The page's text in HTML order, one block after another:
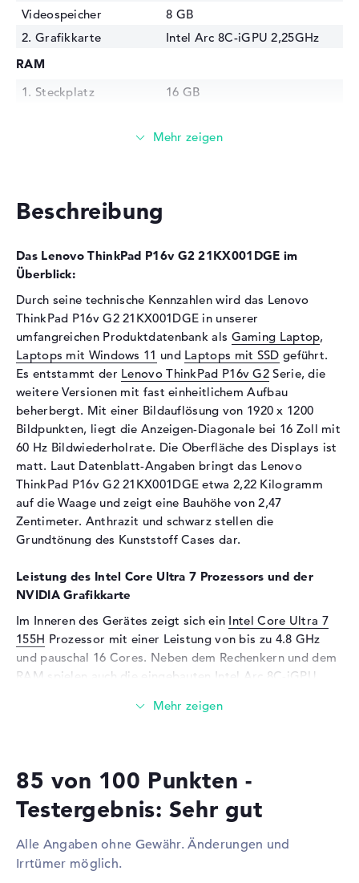
Videospeicher
8 GB
2. Grafikkarte
Intel Arc 8C-iGPU 2,25GHz
RAM
1. Steckplatz
16 GB
32 GB
Festplatte
Optische Speicher
Laufwerks-Typ
ohne Laufwerk
Display
Display-Typ
16" TFT
Max. Auflösung
1920 x 1200
Auflösungstyp
WUXGA
Bildwiederholrate
60 Hz
Besonderheiten
Display, matt, LED-
Hintergrundbeleuchtung, IPS
Panel, sRGB
Kartenleser
Unterstützte Flash-
Speicherkarten
SD Express
Audio
Soundkarte
Webcam
Sensorauflösung
5 MP
Multi-Touch-Trackpad,
Netzwerkkarte
Gigabit Ethernet
(10/100/1000)
WLAN
Beschreibung
Das Lenovo ThinkPad P16v G2 21KX001DGE im
Überblick:
Durch seine technische Kennzahlen wird das Lenovo
ThinkPad P16v G2 21KX001DGE in unserer
umfangreichen Produktdatenbank als Gaming Laptop,
Laptops mit Windows 11 und Laptops mit SSD geführt.
Es entstammt der Lenovo ThinkPad P16v G2 Serie, die
weitere Versionen mit fast einheitlichem Aufbau
beherbergt. Mit einer Bildauflösung von 1920 x 1200
Bildpunkten, liegt die Anzeigen-Diagonale bei 16 Zoll mit
60 Hz Bildwiederholrate. Die Oberfläche des Displays ist
matt. Laut Datenblatt-Angaben bringt das Lenovo
ThinkPad P16v G2 21KX001DGE etwa 2,22 Kilogramm
auf die Waage und zeigt eine Bauhöhe von 2,47
Zentimeter. Anthrazit und schwarz stellen die
Grundtönung des Kunststoff Cases dar.
Leistung des Intel Core Ultra 7 Prozessors und der
NVIDIA Grafikkarte
Im Inneren des Gerätes zeigt sich ein Intel Core Ultra 7
155H Prozessor mit einer Leistung von bis zu 4.8 GHz
und pauschal 16 Cores. Neben dem Rechenkern und dem
RAM spielen auch die eingebauten Intel Arc 8C-iGPU
Videospeicher eine wichtige Rolle.
GByte zur Verfügung. Dabei wird bekannter DDR5 (5600
erweitern kann, kann dies bis maximal 96 GB erledigen.
Euer Betriebssystem und alle Daten liegen auf einer
85 von 100 Punkten -
Testergebnis: Sehr gut
Alle Angaben ohne Gewähr. Änderungen und
Irrtümer möglich.